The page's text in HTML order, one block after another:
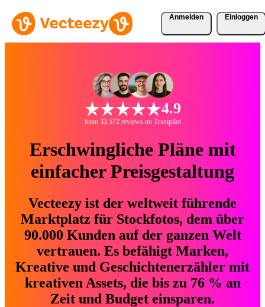
Anmelden Einloggen
4.9
from 33.572 reviews on Trustpilot
Erschwingliche Pläne mit
einfacher Preisgestaltung
Vecteezy ist der weltweit führende
Marktplatz für Stockfotos, dem über
90.000 Kunden auf der ganzen Welt
vertrauen. Es befähigt Marken,
Kreative und Geschichtenerzähler mit
kreativen Assets, die bis zu 76 % an
Zeit und Budget einsparen.